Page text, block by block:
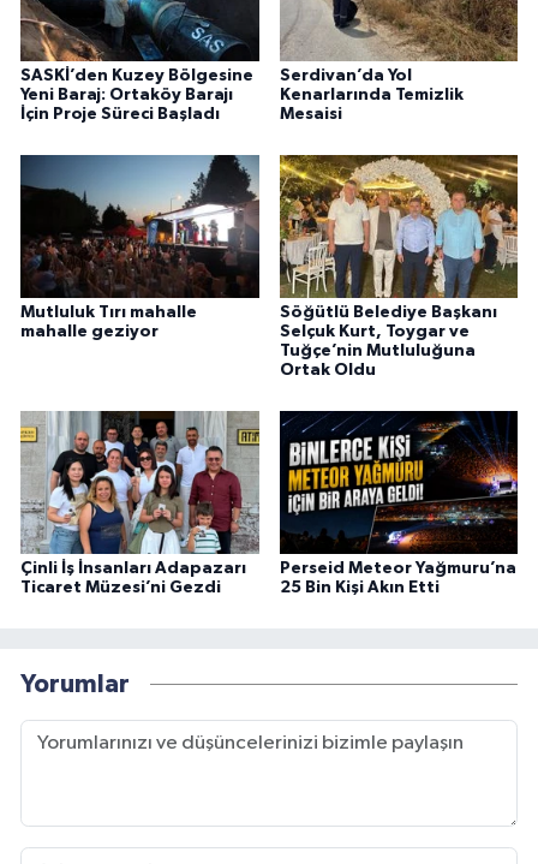
SASKİ’den Kuzey Bölgesine
Yeni Baraj: Ortaköy Barajı
İçin Proje Süreci Başladı
Serdivan’da Yol
Kenarlarında Temizlik
Mesaisi
Mutluluk Tırı mahalle
mahalle geziyor
Söğütlü Belediye Başkanı
Selçuk Kurt, Toygar ve
Tuğçe’nin Mutluluğuna
Ortak Oldu
Çinli İş İnsanları Adapazarı
Ticaret Müzesi’ni Gezdi
Perseid Meteor Yağmuru’na
25 Bin Kişi Akın Etti
Yorumlar